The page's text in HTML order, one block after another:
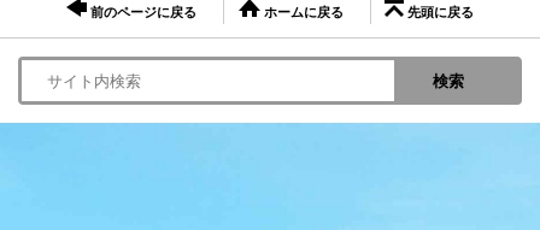
前のページに戻る ホームに戻る 先頭に戻る